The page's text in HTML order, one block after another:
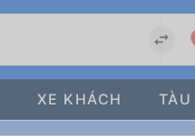
XE KHÁCH TÀU